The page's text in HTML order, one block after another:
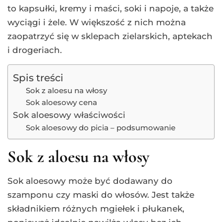
to kapsułki, kremy i maści, soki i napoje, a także
wyciągi i żele. W większość z nich można
zaopatrzyć się w sklepach zielarskich, aptekach
i drogeriach.
Spis treści
Sok z aloesu na włosy
Sok aloesowy cena
Sok aloesowy właściwości
Sok aloesowy do picia – podsumowanie
Sok z aloesu na włosy
Sok aloesowy może być dodawany do
szamponu czy maski do włosów. Jest także
składnikiem różnych mgiełek i płukanek,